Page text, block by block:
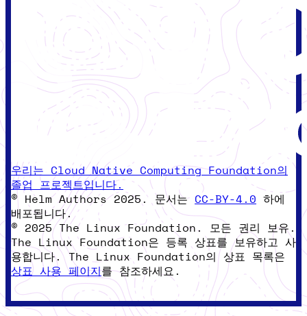
우리는 Cloud Native Computing Foundation의
졸업 프로젝트입니다.
© Helm Authors 2025. 문서는 CC-BY-4.0 하에
배포됩니다.
© 2025 The Linux Foundation. 모든 권리 보유.
The Linux Foundation은 등록 상표를 보유하고 사
용합니다. The Linux Foundation의 상표 목록은
상표 사용 페이지를 참조하세요.